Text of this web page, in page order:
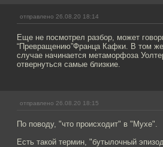
отправлено 26.08.20 18:14
Еще не посмотрел разбор, может
“Превращению”Франца Кафки. В том
случае начинается метаморфоза
отвернуться самые близкие.
отправлено 26.08.20 18:15
По поводу, "что происходит" в "Мухе".
Есть такой термин, "бутылочный